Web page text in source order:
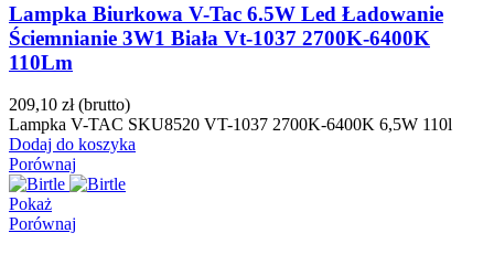
Lampka Biurkowa V-Tac 6.5W Led Ładowanie
Ściemnianie 3W1 Biała Vt-1037 2700K-6400K
110Lm
209,10 zł (brutto)
Lampka V-TAC SKU8520 VT-1037 2700K-6400K 6,5W 110l
Dodaj do koszyka
Porównaj
Pokaż
Porównaj